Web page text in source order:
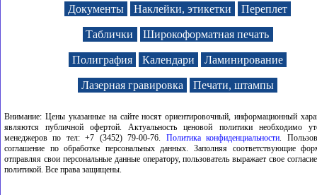
современное оборудование прозрачная матовая
любого формата белая матовая пленка
самоклеющихся наклеек прозрачные наклейки
Сургуч
Наклейки, этикетки, стикеры
Плакаты
Баннеры
Пломбировочные наклейки
Таблички на дом
Полиграфия цветная
Документы Наклейки, этикетки Переплет
Таблички Широкоформатная печать
Полиграфия Календари Ламинирование
Лазерная гравировка Печати, штампы
Внимание: Цены указанные на сайте носят ориентировочный, информационный
являются публичной офертой. Актуальность ценовой политики необходимо
менеджеров по тел: +7 (3452) 79-00-76. Политика конфиденциальности.
соглашение по обработке персональных данных. Заполняя соответствующие
отправляя свои персональные данные оператору, пользователь выражает свое
политикой. Все права защищены.